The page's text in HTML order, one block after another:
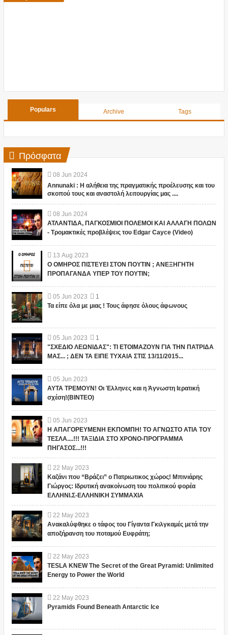
Populars Archive Tags
Πρόσφατα
08 Jun 2024
Annunaki : Η αλήθεια της πραγματικής προέλευσης και του
σκοπού τους και αναστολή λειτουργίας μας ....
08 Jun 2024
ΑΤΛΑΝΤΙΔΑ, ΠΑΓΚΟΣΜΙΟΙ ΠΟΛΕΜΟΙ ΚΑΙ ΑΛΛΑΓΗ ΠΟΛΩΝ
- Τρομακτικές προβλέψεις του Edgar Cayce (Video)
13 Aug 2023
Ο ΟΜΗΡΟΣ ΠΙΣΤΕΥΕΙ ΣΤΟΝ ΠΟΥΤΙΝ ; ΑΝΕΞΗΓΗΤΗ
ΠΡΟΠΑΓΑΝΔΑ ΥΠΕΡ ΤΟΥ ΠΟΥΤΙΝ;
05 Jun 2023
1
Τα είπε όλα με μιας ! Τους άφησε όλους άφωνους
05 Jun 2023
1
"ΣΧΕΔΙΟ ΛΕΩΝΙΔΑΣ": ΤΙ ΕΤΟΙΜΑΖΟΥΝ ΓΙΑ ΤΗΝ ΠΑΤΡΙΔΑ
ΜΑΣ... ; ΔΕΝ ΤΑ ΕΙΠΕ ΤΥΧΑΙΑ ΣΤΙΣ 13/11/2015...
05 Jun 2023
ΑΥΤΑ ΤΡΕΜΟΥΝ! Οι Έλληνες και η Άγνωστη Ιερατική
σχέση!(ΒΙΝΤΕΟ)
05 Jun 2023
Η ΑΠΑΓΟΡΕΥΜΕΝΗ ΕΚΠΟΜΠΗ! ΤΟ ΑΓΝΩΣΤΟ ΑΤΙΑ ΤΟΥ
ΤΕΣΛΑ....!!! ΤΑΞΙΔΙΑ ΣΤΟ ΧΡΟΝΟ-ΠΡΟΓΡΑΜΜΑ
ΠΗΓΑΣΟΣ...!!!
22 May 2023
Καζάνι που “Βράζει” ο Πατριωτικος χώρος! Μπινιάρης
Γιώργος: Ιδρυτική ανακοίνωση του πολιτικού φορέα
ΕΛΛΗΝΙ.Σ-ΕΛΛΗΝΙΚΗ ΣΥΜΜΑΧΙΑ
22 May 2023
Ανακαλύφθηκε ο τάφος του Γίγαντα Γκιλγκαμές μετά την
αποξήρανση του ποταμού Ευφράτη;
22 May 2023
TESLA KNEW The Secret of the Great Pyramid: Unlimited
Energy to Power the World
22 May 2023
Pyramids Found Beneath Antarctic Ice